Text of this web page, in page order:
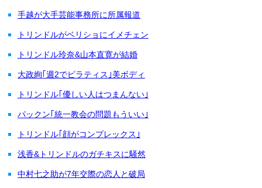
手越が大手芸能事務所に所属報道
トリンドルがベリショにイメチェン
トリンドル玲奈&山本直寛が結婚
大政絢｢週2でピラティス｣美ボディ
トリンドル｢優しい人はつまんない｣
パックン｢統一教会の問題もういい｣
トリンドル｢顔がコンプレックス｣
浅香&トリンドルのガチキスに騒然
中村七之助が7年交際の恋人と破局